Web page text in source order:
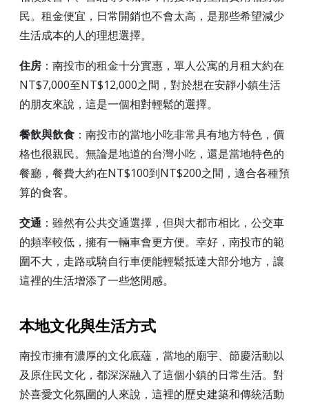
民。租金便宜，日常開銷也不會太高，是那些希望減少
生活成本的人的理想選擇。
住房 ：南投市的租金十分實惠，單人公寓的月租大約在
NT$7,000至NT$12,000之間，對於想在安靜小鎮生活
的朋友來說，這是一個相對輕鬆的選擇。
餐飲與飲食 ：南投市的當地小吃非常具有地方特色，價
格也很親民。無論是地道的台灣小吃，還是當地特色的
餐廳，餐費大約在NT$100到NT$200之間，適合各種預
算的食客。
交通 ：雖然有公共交通選擇，但與大都市相比，公交車
的頻率較低，擁有一輛車會更方便。幸好，南投市的範
圍不大，走路或騎自行車便能輕鬆抵達大部分地方，讓
這裡的生活增添了一些悠閒感。
本地文化與生活方式
南投市擁有濃厚的文化底蘊，當地的廟宇、節慶活動以
及原住民文化，都深深融入了這個小鎮的日常生活。對
於喜愛文化氛圍的人來說，這裡的歷史建築和傳統活動